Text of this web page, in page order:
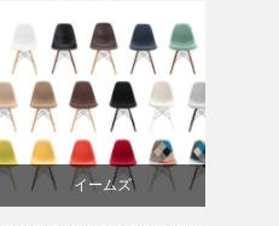
椅子
イームズ